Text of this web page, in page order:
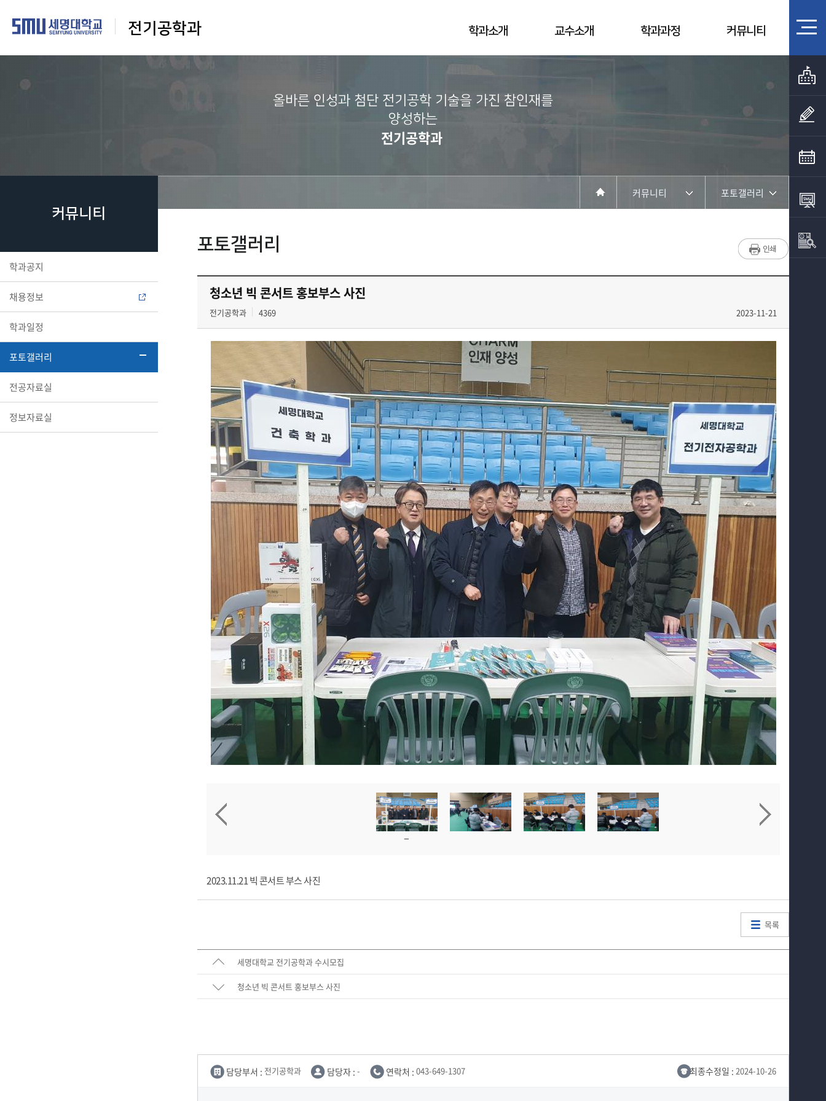
전기공학과 학과소개 교수소개 학과과정 커뮤니티
올바른 인성과 첨단 전기공학 기술을 가진 참인재를
양성하는
전기공학과
커뮤니티
학과공지
채용정보
학과일정
포토갤러리
전공자료실
정보자료실
커뮤니티
학과과정
포토갤러리
채용정보
학과일정
포토갤러리
포토갤러리
청소년 빅 콘서트 홍보부스 사진
전기공학과 4369 2023-11-21
2023.11.21 빅 콘서트 부스 사진
목록
세명대학교 전기공학과 수시모집
청소년 빅 콘서트 홍보부스 사진
담당부서 : 전기공학과 담당자 : - 연락처 : 043-649-1307 최종수정일 : 2024-10-26